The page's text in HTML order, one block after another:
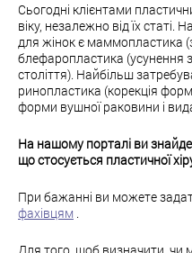
Сьогодні клієнтами
віку, незалежно від їх
для жінок є маммопластика
блефаропластика (усунення
століття). Найбільш
ринопластика (корекція
форми вушної раковини і
На нашому порталі ви
що стосується пластичної
При бажанні ви можете
фахівцям .